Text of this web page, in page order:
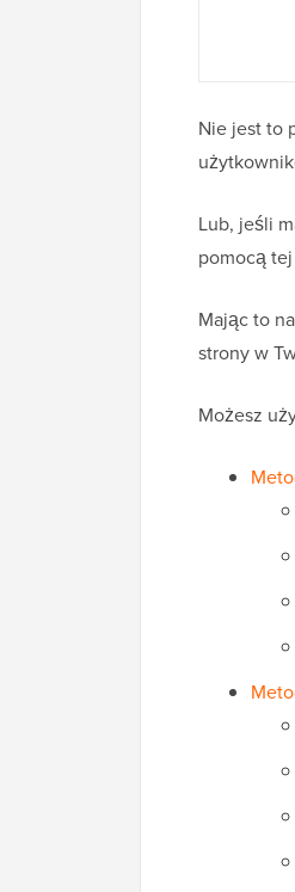
Nie jest to
Lub, jeśli
pomocą
Mając to
strony w
Możesz